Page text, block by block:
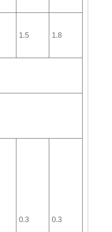
1.5 1.8
0.3 0.3